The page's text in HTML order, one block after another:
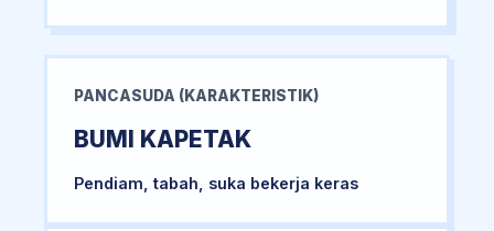
PANCASUDA (KARAKTERISTIK)
BUMI KAPETAK
Pendiam, tabah, suka bekerja keras